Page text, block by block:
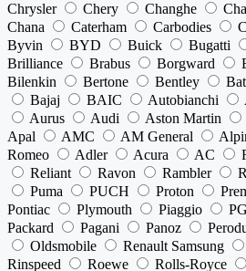
Chrysler
Chery Changhe
Chana
Caterham Carbodies
Byvin
BYD Buick Bugatti
Brilliance
Brabus Borgward
Bilenkin
Bertone Bentley
Bajaj
BAIC Autobianchi
Aurus
Audi Aston Martin
Apal
AMC AM General
Romeo
Adler Acura AC
Reliant
Ravon Rambler
Puma
PUCH Proton
Pontiac
Plymouth Piaggio
Packard
Pagani Panoz
Oldsmobile
Renault Samsung
Rinspeed
Roewe Rolls-Royce